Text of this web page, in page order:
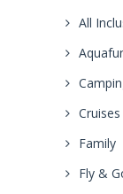
All
Cruises
Family
Fly &